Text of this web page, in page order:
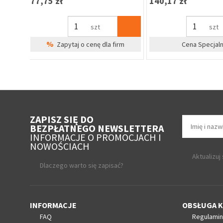
szt
% Zapytaj o cenę dla firm
szt
Cena
ZAPISZ SIĘ DO
BEZPŁATNEGO NEWSLETTERA
INFORMACJE O PROMOCJACH I
NOWOŚCIACH
Dlaczego warto się zapisać?
Aktualizuj
INFORMACJE
FAQ
OBSŁUGA
Regulamin